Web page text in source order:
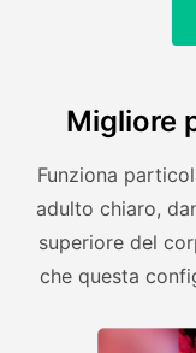
Migliore
Funziona
adulto chiaro,
superiore del
che questa